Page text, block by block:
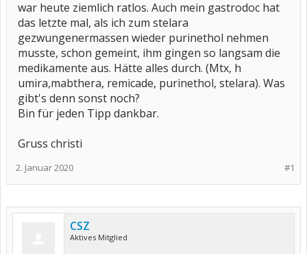
war heute ziemlich ratlos. Auch mein gastrodoc hat
das letzte mal, als ich zum stelara
gezwungenermassen wieder purinethol nehmen
musste, schon gemeint, ihm gingen so langsam die
medikamente aus. Hätte alles durch. (Mtx, h
umira,mabthera, remicade, purinethol, stelara). Was
gibt's denn sonst noch?
Bin für jeden Tipp dankbar.
Gruss christi
#1
2. Januar 2020
CSZ
Aktives Mitglied